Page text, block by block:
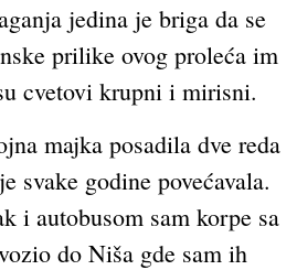
jedina je briga da se
prilike ovog proleća im
cvetovi krupni i mirisni.
majka posadila dve reda
svake godine povećavala.
i autobusom sam korpe sa
do Niša gde sam ih